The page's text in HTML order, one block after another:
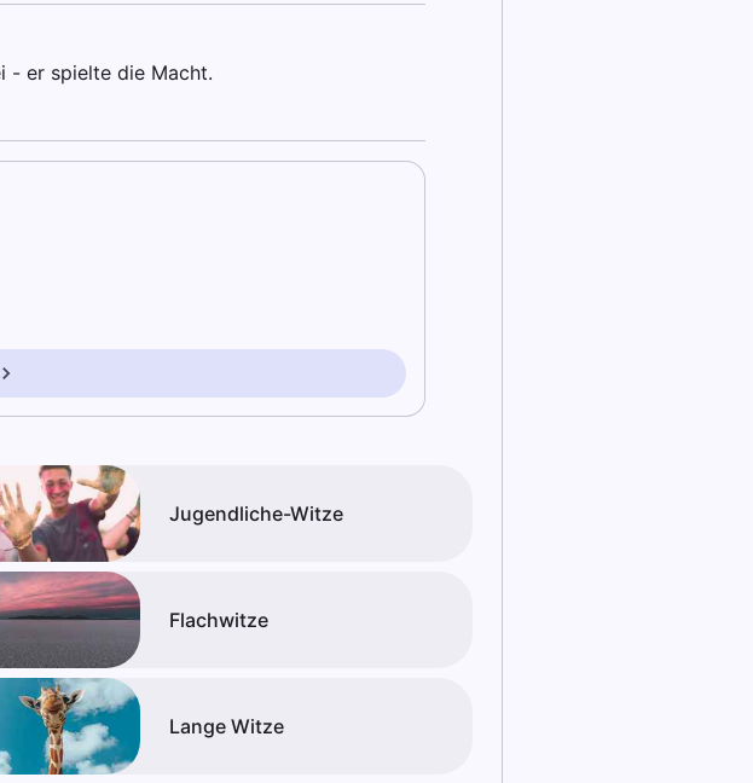
- er spielte die Macht.
Jugendliche-Witze
Flachwitze
Lange Witze